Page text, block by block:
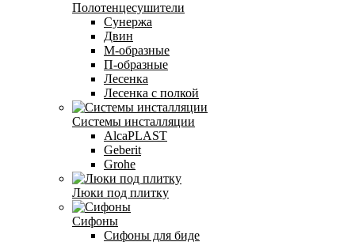
Полотенцесушители
Сунержа
Двин
М-образные
П-образные
Лесенка
Лесенка с полкой
Системы инсталляции
AlcaPLAST
Geberit
Grohe
Люки под плитку
Сифоны
Сифoны для биде